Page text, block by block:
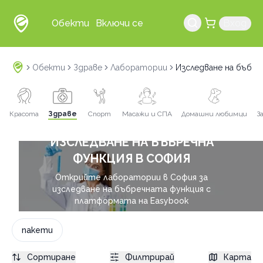
Обекти Включи се
Обекти Здраве Лаборатории Изследване на
Красота Здраве Спорт Масажи и СПА Домашни любимци
ИЗСЛЕДВАНЕ НА БЪБРЕЧНА
ФУНКЦИЯ В СОФИЯ
Открийте лаборатории в София за
изследване на бъбречната функция с
платформата на Easybook
пакети
Сортиране Филтрирай Карта